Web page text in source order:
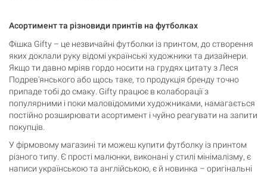
Асортимент та різновиди принтів на футболках
Фішка Gifty – це незвичайні футболки із принтом, до створення
яких доклали руку відомі українські художники та дизайнери.
Якщо ти давно мріяв гордо носити на грудях цитату з Леся
Подрев'янського або щось таке, то продукція бренду точно
припаде тобі до смаку. Gifty працює в колаборації з
популярними і поки маловідомими художниками, намагається
постійно розширювати асортимент і чуйно реагувати на запити
покупців.
У фірмовому магазині ти можеш купити футболку із принтом
різного типу. Є прості малюнки, виконані у стилі мінімалізму, є
написи українською та англійською, є й новинка – оригінальні